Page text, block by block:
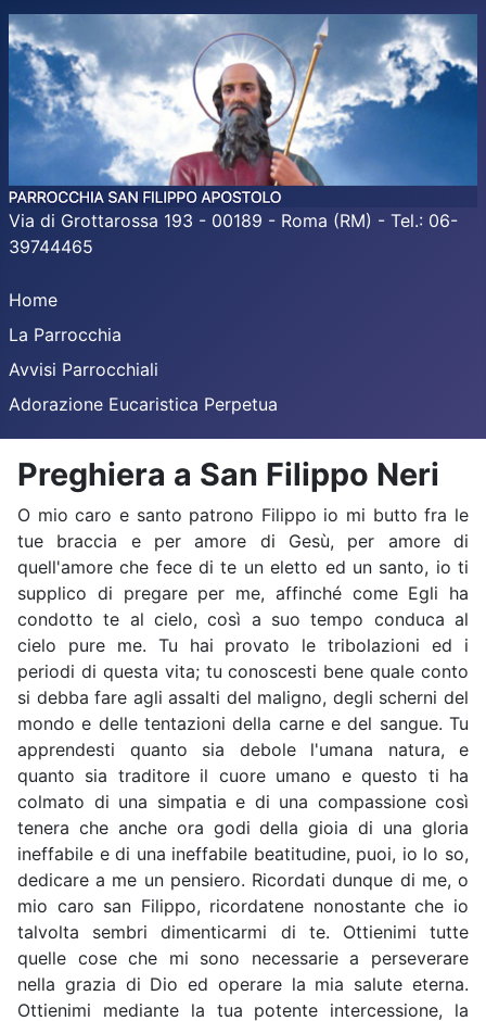
Via di Grottarossa 193 - 00189 - Roma (RM) - Tel.: 06-
39744465
Home
La Parrocchia
Avvisi Parrocchiali
Adorazione Eucaristica Perpetua
Preghiera a San Filippo Neri
O mio caro e santo patrono Filippo io mi butto fra le
tue braccia e per amore di Gesù, per amore di
quell'amore che fece di te un eletto ed un santo, io ti
supplico di pregare per me, affinché come Egli ha
condotto te al cielo, così a suo tempo conduca al
cielo pure me. Tu hai provato le tribolazioni ed i
periodi di questa vita; tu conoscesti bene quale conto
si debba fare agli assalti del maligno, degli scherni del
mondo e delle tentazioni della carne e del sangue. Tu
apprendesti quanto sia debole l'umana natura, e
quanto sia traditore il cuore umano e questo ti ha
colmato di una simpatia e di una compassione così
tenera che anche ora godi della gioia di una gloria
ineffabile e di una ineffabile beatitudine, puoi, io lo so,
dedicare a me un pensiero. Ricordati dunque di me, o
mio caro san Filippo, ricordatene nonostante che io
talvolta sembri dimenticarmi di te. Ottienimi tutte
quelle cose che mi sono necessarie a perseverare
nella grazia di Dio ed operare la mia salute eterna.
Ottienimi mediante la tua potente intercessione, la